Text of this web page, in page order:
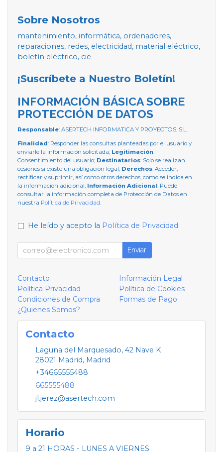
Sobre Nosotros
mantenimiento, informática, ordenadores,
reparaciones, redes, electricidad, material eléctrico,
boletín eléctrico, cie
¡Suscríbete a Nuestro Boletín!
INFORMACIÓN BÁSICA SOBRE
PROTECCIÓN DE DATOS
Responsable: ASERTECH INFORMATICA Y PROYECTOS, S.L.
Finalidad: Responder las consultas planteadas por el usuario y
enviarle la información solicitada; Legitimación:
Consentimiento del usuario; Destinatarios: Solo se realizan
cesiones si existe una obligación legal; Derechos: Acceder,
rectificar y suprimir, así como otros derechos, como se indica en
la información adicional; Información Adicional: Puede
consultar la información completa de Protección de Datos en
nuestra Política de Privacidad.
He leído y acepto la Política de Privacidad.
Enviar
Contacto
Información Legal
Política Privacidad
Política de Cookies
Condiciones de Compra
Formas de Pago
¿Quienes Somos?
Contacto
Laguna del Marquesado, 42 Nave K
28021 Madrid, Madrid
+34665555488
665555488
jl.jerez@asertech.com
Horario
9 a 21 HORAS - LUNES A VIERNES